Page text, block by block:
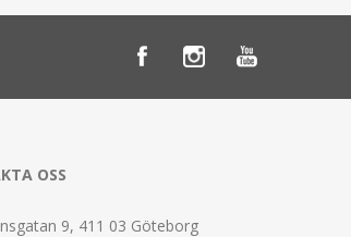
OSS
9, 411 03 Göteborg